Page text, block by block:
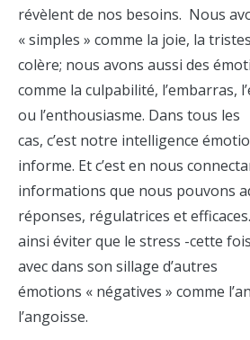
révèlent de nos besoins. Nous
« simples » comme la joie, la
colère; nous avons aussi des
comme la culpabilité, l’embarras,
ou l’enthousiasme. Dans tous les
cas, c’est notre intelligence
informe. Et c’est en nous
informations que nous pouvons
réponses, régulatrices et
ainsi éviter que le stress -cette
avec dans son sillage d’autres
émotions « négatives » comme
l’angoisse.